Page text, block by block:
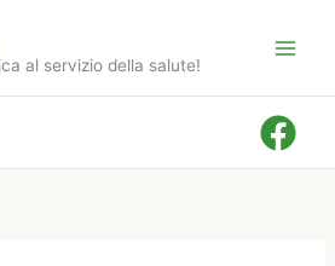
al servizio della salute!